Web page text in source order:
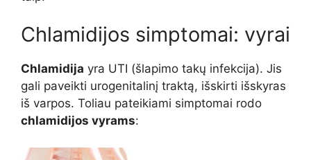
Chlamidijos simptomai: vyrai
Chlamidija yra UTI (šlapimo takų infekcija). Jis
gali paveikti urogenitalinį traktą, išskirti išskyras
iš varpos. Toliau pateikiami simptomai rodo
chlamidijos vyrams: